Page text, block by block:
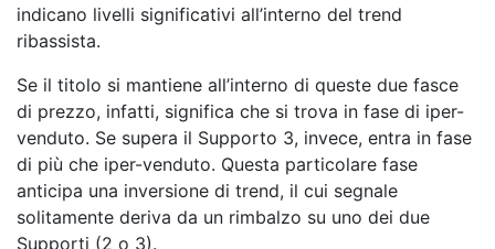
indicano livelli significativi all’interno del trend
ribassista.
Se il titolo si mantiene all’interno di queste due fasce
di prezzo, infatti, significa che si trova in fase di iper-
venduto. Se supera il Supporto 3, invece, entra in fase
di più che iper-venduto. Questa particolare fase
anticipa una inversione di trend, il cui segnale
solitamente deriva da un rimbalzo su uno dei due
Supporti (2 o 3).